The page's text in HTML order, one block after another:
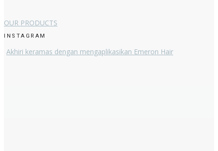
OUR PRODUCTS
INSTAGRAM
Akhiri keramas dengan mengaplikasikan Emeron Hair